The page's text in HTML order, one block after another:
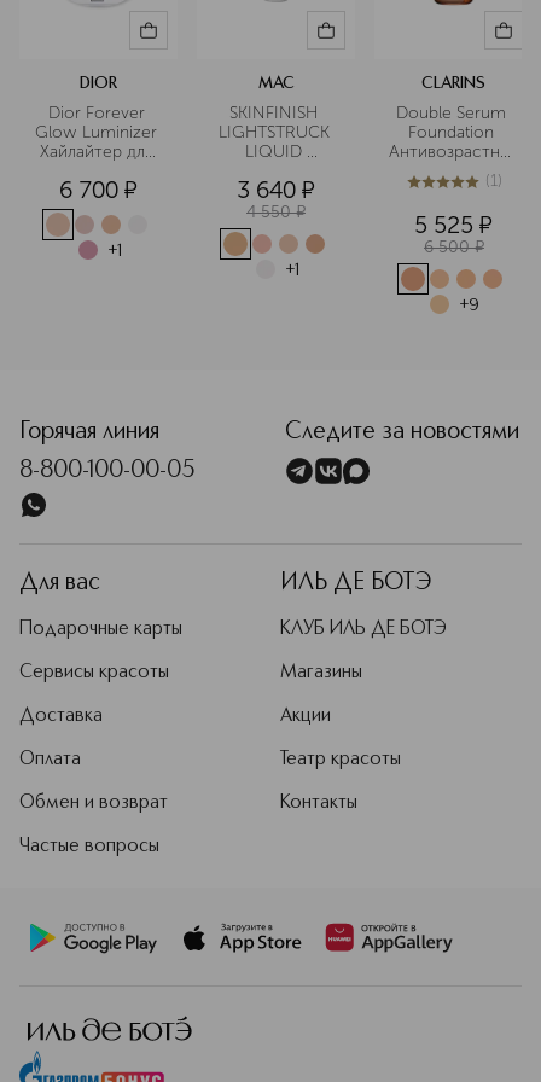
DIOR
Dior Forever
Glow Luminizer
Хайлайтер для
6 700 ¤
+1
MAC
SKINFINISH
LIGHTSTRUCK
LIQUID
Жидкий
хайлайтер
3 640 ¤
4 550 ¤
+1
CLARINS
Double Serum
Foundation
Антивозрастной
тональный
крем для
5из 51 (1)
5 525 ¤
6 500 ¤
+9
Горячая линия
8-800-100-00-05
Следите за новостями
Для вас
Подарочные карты
Сервисы красоты
Доставка
Оплата
Обмен и возврат
Частые вопросы
ИЛЬ ДЕ БОТЭ
КЛУБ ИЛЬ ДЕ БОТЭ
Магазины
Акции
Театр красоты
Контакты